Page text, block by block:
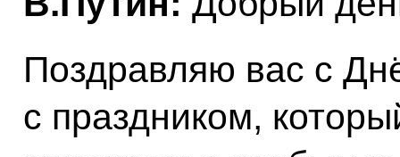
Поздравляю вас с
c праздником,